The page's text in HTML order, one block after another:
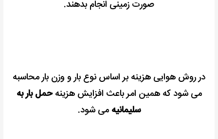
صورت زمینی انجام بدهند.
در روش هوایی هزینه بر اساس نوع بار و وزن بار محاسبه
می شود که همین امر باعث افزایش هزینهحمل بار به
سلیمانیه می شود.